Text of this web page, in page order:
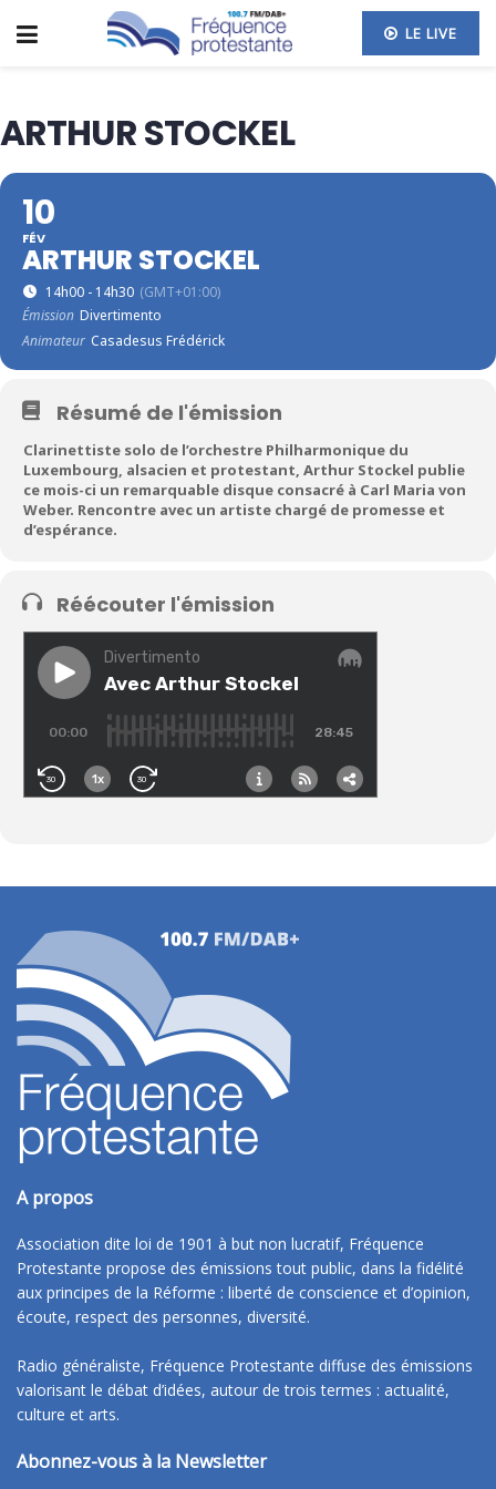
LE LIVE
ARTHUR STOCKEL
10
FÉV
ARTHUR STOCKEL
14h00 - 14h30 (GMT+01:00)
Émission Divertimento
Animateur Casadesus Frédérick
Résumé de l'émission
Clarinettiste solo de l’orchestre Philharmonique du
Luxembourg, alsacien et protestant, Arthur Stockel publie
ce mois-ci un remarquable disque consacré à Carl Maria von
Weber. Rencontre avec un artiste chargé de promesse et
d’espérance.
Réécouter l'émission
A propos
Association dite loi de 1901 à but non lucratif, Fréquence
Protestante propose des émissions tout public, dans la fidélité
aux principes de la Réforme : liberté de conscience et d’opinion,
écoute, respect des personnes, diversité.
Radio généraliste, Fréquence Protestante diffuse des émissions
valorisant le débat d’idées, autour de trois termes : actualité,
culture et arts.
Abonnez-vous à la Newsletter